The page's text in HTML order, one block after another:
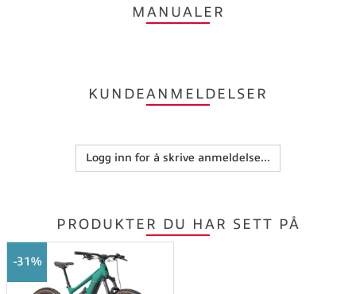
MANUALER
KUNDEANMELDELSER
Logg inn for å skrive anmeldelse...
PRODUKTER DU HAR SETT PÅ
31%